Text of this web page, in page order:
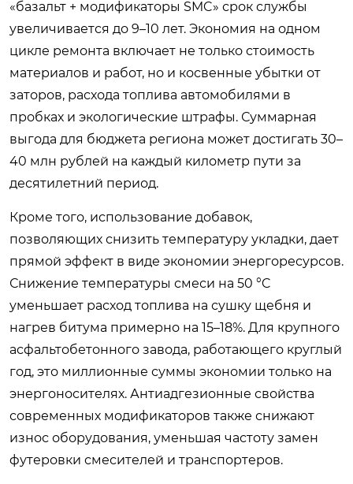
«базальт + модификаторы SMC» срок службы
увеличивается до 9–10 лет. Экономия на одном
цикле ремонта включает не только стоимость
материалов и работ, но и косвенные убытки от
заторов, расхода топлива автомобилями в
пробках и экологические штрафы. Суммарная
выгода для бюджета региона может достигать 30–
40 млн рублей на каждый километр пути за
десятилетний период.
Кроме того, использование добавок,
позволяющих снизить температуру укладки, дает
прямой эффект в виде экономии энергоресурсов.
Снижение температуры смеси на 50 °C
уменьшает расход топлива на сушку щебня и
нагрев битума примерно на 15–18%. Для крупного
асфальтобетонного завода, работающего круглый
год, это миллионные суммы экономии только на
энергоносителях. Антиадгезионные свойства
современных модификаторов также снижают
износ оборудования, уменьшая частоту замен
футеровки смесителей и транспортеров.